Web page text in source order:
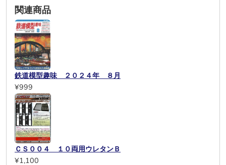
関連商品
鉄道模型趣味 ２０２４年 ８月
¥999
ＣＳ００４ １０両用ウレタンＢ
¥1,100